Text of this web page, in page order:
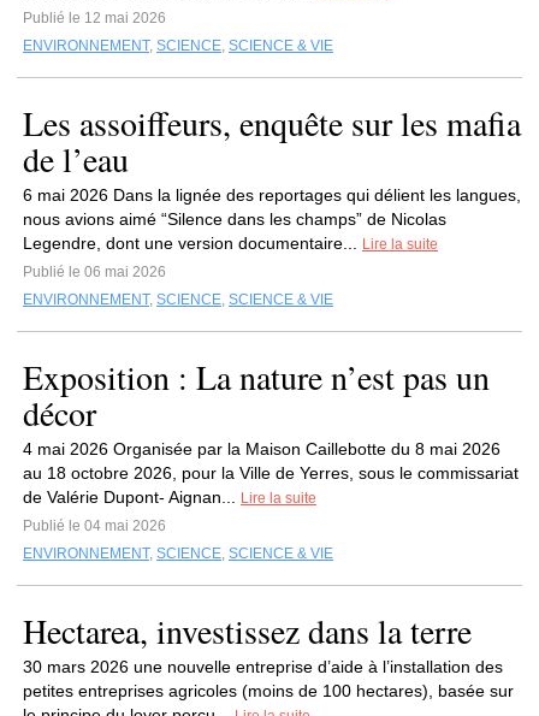
Publié le 12 mai 2026
ENVIRONNEMENT, SCIENCE, SCIENCE & VIE
Les assoiffeurs, enquête sur les mafia
de l’eau
6 mai 2026 Dans la lignée des reportages qui délient les langues,
nous avions aimé “Silence dans les champs” de Nicolas
Legendre, dont une version documentaire...
Lire la suite
Publié le 06 mai 2026
ENVIRONNEMENT, SCIENCE, SCIENCE & VIE
Exposition : La nature n’est pas un
décor
4 mai 2026 Organisée par la Maison Caillebotte du 8 mai 2026
au 18 octobre 2026, pour la Ville de Yerres, sous le commissariat
de Valérie Dupont- Aignan...
Lire la suite
Publié le 04 mai 2026
ENVIRONNEMENT, SCIENCE, SCIENCE & VIE
Hectarea, investissez dans la terre
30 mars 2026 une nouvelle entreprise d’aide à l’installation des
petites entreprises agricoles (moins de 100 hectares), basée sur